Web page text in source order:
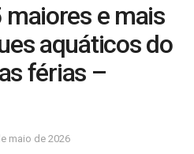
maiores e mais
aquáticos do
férias –
maio de 2026